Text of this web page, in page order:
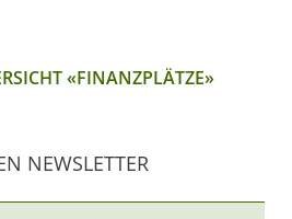
«FINANZPLÄTZE»
NEWSLETTER